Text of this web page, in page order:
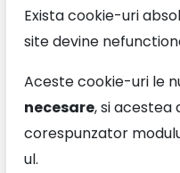
Exista cookie-uri
site devine
Aceste cookie-uri le
necesare, si acestea
corespunzator
ul.